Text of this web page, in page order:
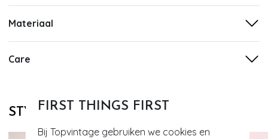
FIRST THINGS FIRST
Bij Topvintage gebruiken we cookies en
Materiaal
Care
STYLE DIT MET